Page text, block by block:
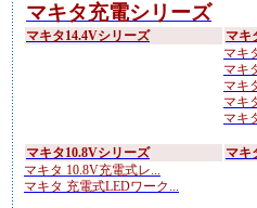
マキタ充電シリーズ
マキタ14.4Vシリーズ
マキ
マキ
マキ
マキ
マキ
マキ
マキタ10.8Vシリーズ
マキタ 10.8V充電式レ...
マキタ 充電式LEDワーク...
マキ